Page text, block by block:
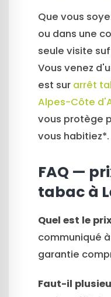
Que vous
ou dans une
seule visite
Vous venez
est sur arrêt
Alpes-Côte
vous protège
vous habitiez*.
FAQ —
tabac à
Quel est le
communiqué
garantie
Faut-il